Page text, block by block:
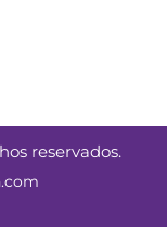
reservados.